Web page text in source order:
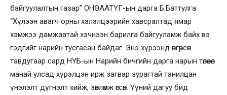
байгуулалтын газар” ОНӨААТҮГ-ын дарга Б.Баттулга
“Хүлээн авагч орны хэлэлцээрийн хавсралтад ямар
хэмжээ дамжаатай хэчнээн барилга байгууламж байх вэ
гэдгийг нарийн тусгасан байдаг. Энэ хүрээнд өнгөрсөн
тавдугаар сард НҮБ-ын Нарийн бичгийн дарга нарын төлөөлөл
манай улсад хүрэлцэн ирж загвар зурагтай танилцан
үнэлэлт дүгнэлт хийж, зөвлөмж өгсөн. Үүний дагуу бид